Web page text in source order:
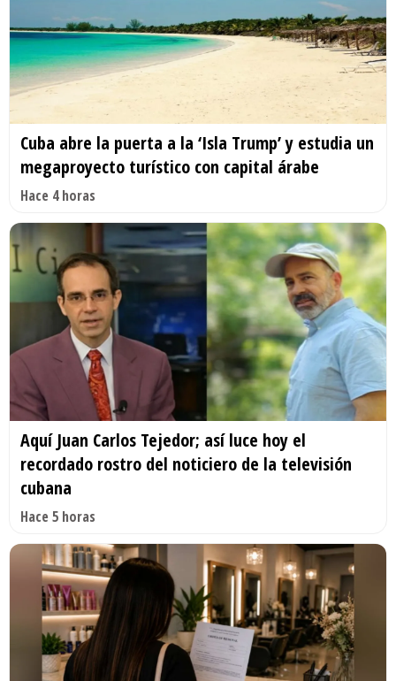
Cuba abre la puerta a la ‘Isla Trump’ y estudia un
megaproyecto turístico con capital árabe
Hace 4 horas
Aquí Juan Carlos Tejedor; así luce hoy el
recordado rostro del noticiero de la televisión
cubana
Hace 5 horas